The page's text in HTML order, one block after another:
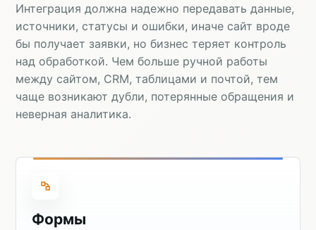
Интеграция должна надежно передавать данные,
источники, статусы и ошибки, иначе сайт вроде
бы получает заявки, но бизнес теряет контроль
над обработкой. Чем больше ручной работы
между сайтом, CRM, таблицами и почтой, тем
чаще возникают дубли, потерянные обращения и
неверная аналитика.
Формы